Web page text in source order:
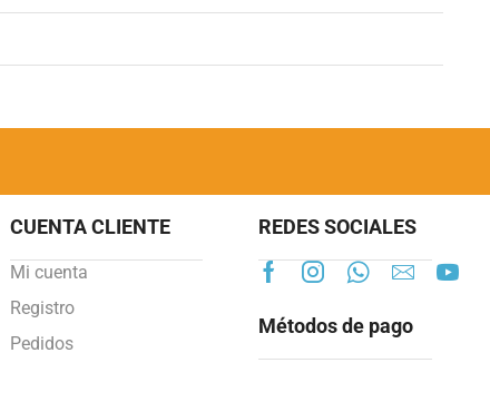
CUENTA CLIENTE
Mi cuenta
Registro
Pedidos
REDES SOCIALES
Métodos de pago